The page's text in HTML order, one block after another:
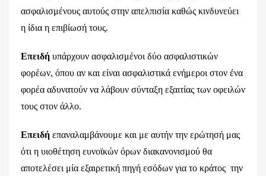
ασφαλισμένους αυτούς στην απελπισία καθώς κινδυνεύει
η ίδια η επιβίωσή τους.
Επειδή υπάρχουν ασφαλισμένοι δύο ασφαλιστικών
φορέων, όπου αν και είναι ασφαλιστικά ενήμεροι στον ένα
φορέα αδυνατούν να λάβουν σύνταξη εξαιτίας των οφειλών
τους στον άλλο.
Επειδή επαναλαμβάνουμε και με αυτήν την ερώτησή μας
ότι η υιοθέτηση ευνοϊκών όρων διακανονισμού θα
αποτελέσει μία εξαιρετική πηγή εσόδων για το κράτος την